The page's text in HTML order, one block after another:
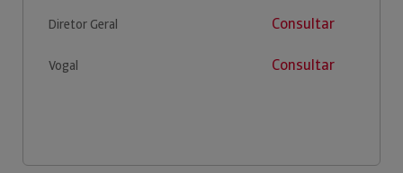
Diretor Geral Consultar
Vogal Consultar